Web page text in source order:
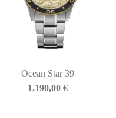
Ocean Star 39
1.190,00€